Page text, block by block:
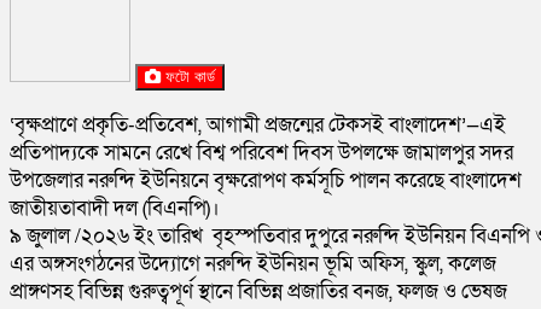
ফটো কার্ড
‘বৃক্ষপ্রাণে প্রকৃতি-প্রতিবেশ, আগামী প্রজন্মের টেকসই বাংলাদেশ’—এই
প্রতিপাদ্যকে সামনে রেখে বিশ্ব পরিবেশ দিবস উপলক্ষে জামালপুর সদর
উপজেলার নরুন্দি ইউনিয়নে বৃক্ষরোপণ কর্মসূচি পালন করেছে বাংলাদেশ
জাতীয়তাবাদী দল (বিএনপি)।
৯ জুলাল /২০২৬ ইং তারিখ বৃহস্পতিবার দুপুরে নরুন্দি ইউনিয়ন বিএনপি
এর অঙ্গসংগঠনের উদ্যোগে নরুন্দি ইউনিয়ন ভূমি অফিস, স্কুল, কলেজ
প্রাঙ্গণসহ বিভিন্ন গুরুত্বপূর্ণ স্থানে বিভিন্ন প্রজাতির বনজ, ফলজ ও ভেষজ